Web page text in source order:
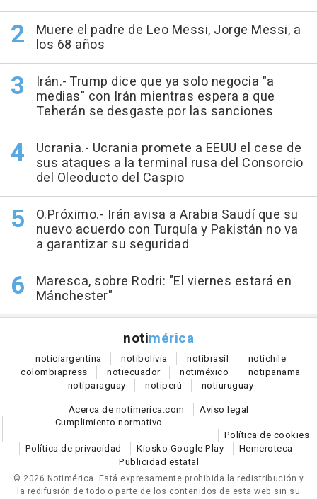
Muere el padre de Leo Messi, Jorge Messi, a
los 68 años
Irán.- Trump dice que ya solo negocia "a
medias" con Irán mientras espera a que
Teherán se desgaste por las sanciones
Ucrania.- Ucrania promete a EEUU el cese de
sus ataques a la terminal rusa del Consorcio
del Oleoducto del Caspio
O.Próximo.- Irán avisa a Arabia Saudí que su
nuevo acuerdo con Turquía y Pakistán no va
a garantizar su seguridad
Maresca, sobre Rodri: "El viernes estará en
Mánchester"
notimérica
noticiargentina notibolivia notibrasil notichile
colombiapress notiecuador notiméxico notipanama
notiparaguay notiperú notiuruguay
Acerca de notimerica.com
Aviso legal
Cumplimiento normativo
Política de cookies
Política de privacidad
Kiosko Google Play
Hemeroteca
Publicidad estatal
© 2026 Notimérica. Está expresamente prohibida la redistribución y
la redifusión de todo o parte de los contenidos de esta web sin su